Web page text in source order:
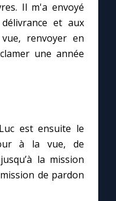
Il m'a envoyé
et aux
renvoyer en
une année
est ensuite le
à la vue, de
la mission
de pardon